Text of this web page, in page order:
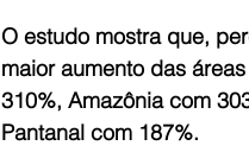
O estudo mostra que,
maior aumento das
310%, Amazônia com
Pantanal com 187%.